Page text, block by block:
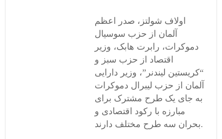
اولاف شولتز، صدر اعظم
آلمان از حزب سوسیال
دموکرات، رابرت هابک، وزیر
اقتصاد از حزب سبز و
“کریستین لیندنر”، وزیر دارایی
آلمان از حزب لیبرال دموکرات
به جای یک طرح مشترک برای
مبارزه با رکود اقتصادی و
بحران سه طرح مختلف دارند.